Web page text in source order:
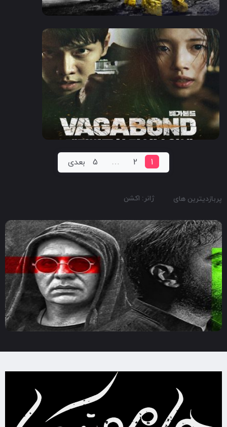
7.6
1:30
2018
7.6
1:30
2019
1
2
…
5 بعدی
پربازدیترین های ژانر: اکشن
7.6
1:30
2020